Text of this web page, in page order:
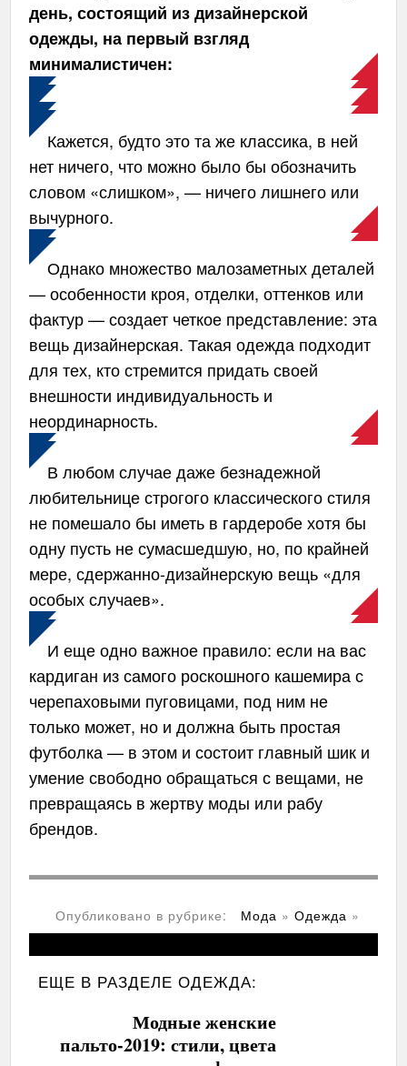
день, состоящий из дизайнерской
одежды, на первый взгляд
минималистичен:
Кажется, будто это та же классика, в ней
нет ничего, что можно было бы обозначить
словом «слишком», — ничего лишнего или
вычурного.
Однако множество малозаметных деталей
— особенности кроя, отделки, оттенков или
фактур — создает четкое представление: эта
вещь дизайнерская. Такая одежда подходит
для тех, кто стремится придать своей
внешности индивидуальность и
неординарность.
В любом случае даже безнадежной
любительнице строгого классического стиля
не помешало бы иметь в гардеробе хотя бы
одну пусть не сумасшедшую, но, по крайней
мере, сдержанно-дизайнерскую вещь «для
особых случаев».
И еще одно важное правило: если на вас
кардиган из самого роскошного кашемира с
черепаховыми пуговицами, под ним не
только может, но и должна быть простая
футболка — в этом и состоит главный шик и
умение свободно обращаться с вещами, не
превращаясь в жертву моды или рабу
брендов.
Опубликовано в рубрике: Мода » Одежда »
ЕЩЕ В РАЗДЕЛЕОДЕЖДА:
Модные женские
пальто-2019: стили, цвета